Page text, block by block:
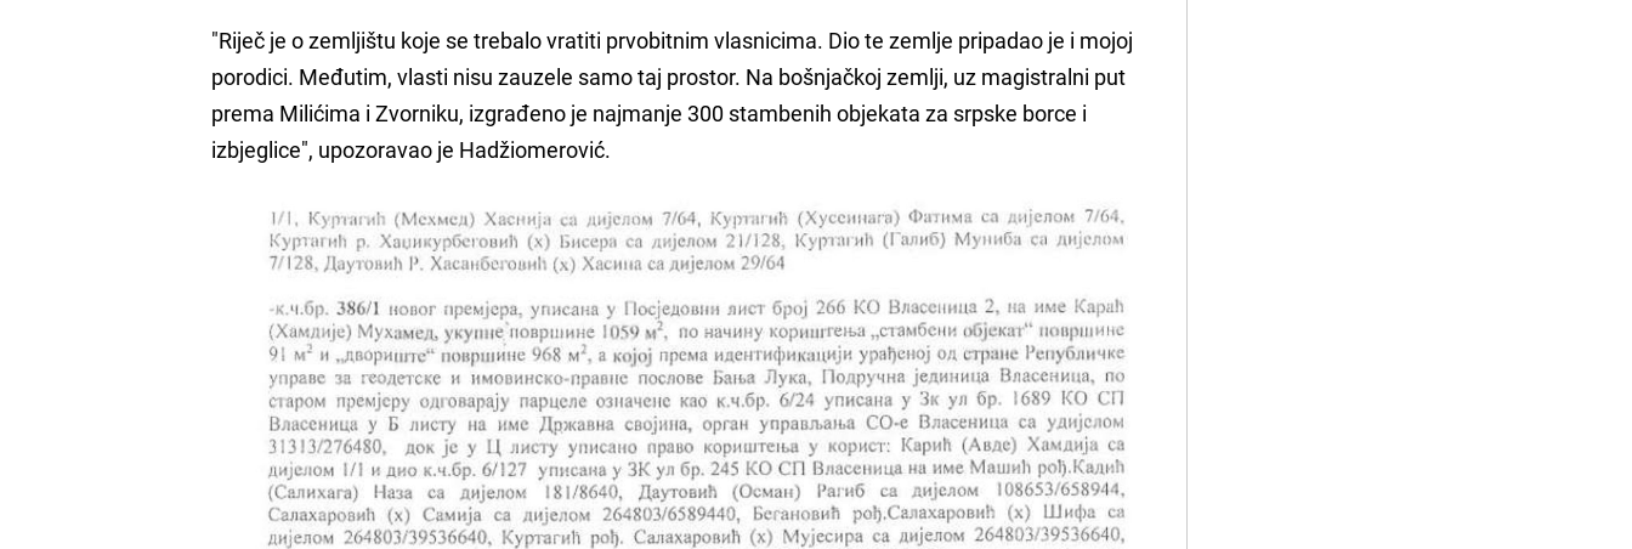
"Riječ je o zemljištu koje se trebalo vratiti prvobitnim vlasnicima. Dio te zemlje pripadao je i mojoj
porodici. Međutim, vlasti nisu zauzele samo taj prostor. Na bošnjačkoj zemlji, uz magistralni put
prema Milićima i Zvorniku, izgrađeno je najmanje 300 stambenih objekata za srpske borce i
izbjeglice", upozoravao je Hadžiomerović.